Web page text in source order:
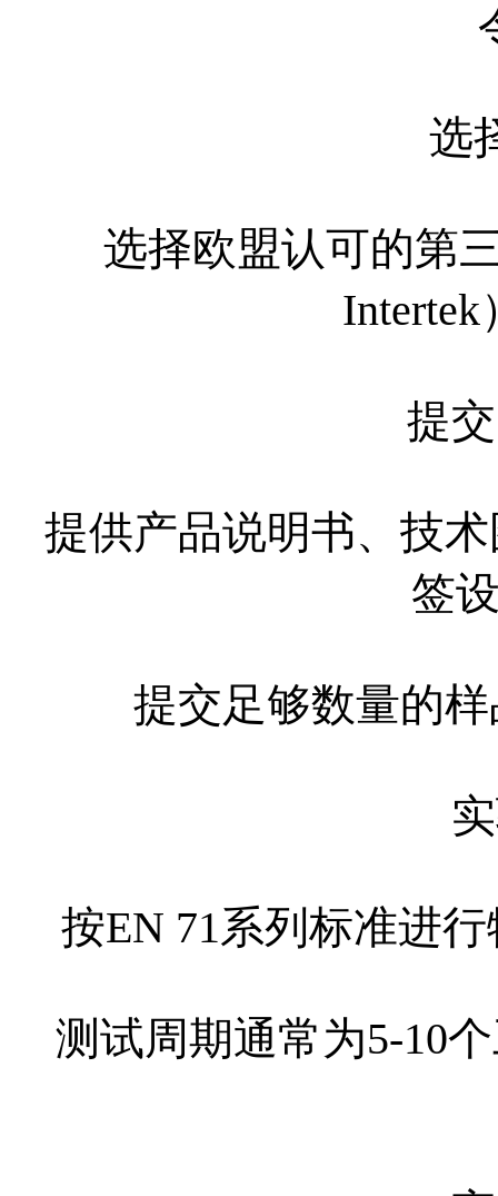
选
选择欧盟认可的第
提
提供产品说明书、技
签
提交足够数量的
按EN 71系列标准进
测试周期通常为5-10